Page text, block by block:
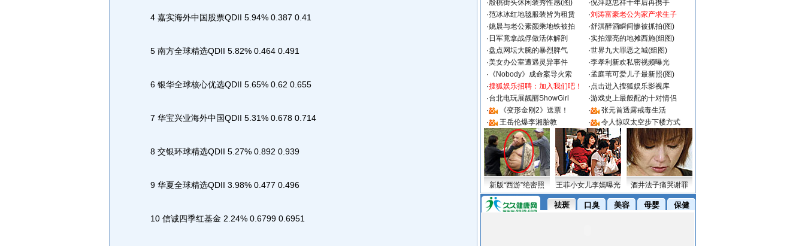
4 嘉实海外中国股票QDII 5.94% 0.387 0.41
5 南方全球精选QDII 5.82% 0.464 0.491
6 银华全球核心优选QDII 5.65% 0.62 0.655
7 华宝兴业海外中国QDII 5.31% 0.678 0.714
8 交银环球精选QDII 5.27% 0.892 0.939
9 华夏全球精选QDII 3.98% 0.477 0.496
10 信诚四季红基金 2.24% 0.6799 0.6951
·殷桃街头休闲装秀性感(图) ·倪萍赵忠祥十年后再携手
·范冰冰红地毯服装皆为租赁 ·刘涛富豪老公为家产求生子
·姚晨与老公素颜乘地铁被拍 ·舒淇醉酒瞬间惨被抓拍(图)
· 日军竟拿战俘做活体解剖 ·实拍漂亮的地摊西施(组图)
·盘点网坛大腕的暴烈脾气 ·世界九大罪恶之城(组图)
·美女办公室遭遇灵异事件 ·李孝利新欢私密视频曝光
· 《Nobody》成命案导火索 ·孟庭苇可爱儿子最新照(图)
·搜狐娱乐招聘：加入我们吧！ ·点击进入搜狐娱乐影视库
·台北电玩展靓丽ShowGirl ·游戏史上最般配的十对情侣
·
《变形金刚2》送票！ ·
张元首透露戒毒生活
·
王岳伦爆李湘胎教 · 令人惊叹太空步下楼方式
新版“西游”绝密照 王菲小女儿李嫣曝光 酒井法子痛哭谢罪